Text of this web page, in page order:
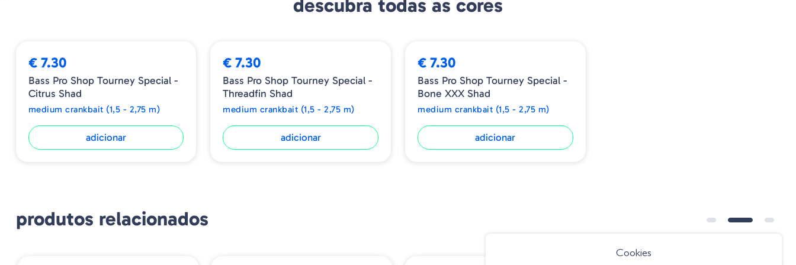
descubra todas as cores
€ 7.30
Bass Pro Shop Tourney Special -
Citrus Shad
medium crankbait (1,5 - 2,75 m)
adicionar
€ 7.30
Bass Pro Shop Tourney Special -
Threadfin Shad
medium crankbait (1,5 - 2,75 m)
adicionar
€ 7.30
Bass Pro Shop Tourney Special -
Bone XXX Shad
medium crankbait (1,5 - 2,75 m)
adicionar
produtos relacionados
Cookies